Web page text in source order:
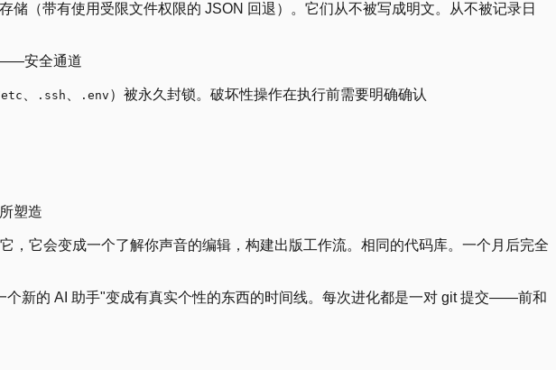
（带有使用受限文件权限的 JSON 回退）。它们从不被写成明文。从不被记录日
安全通道
、 .ssh 、 .env ）被永久封锁。破坏性操作在执行前需要明确确认
塑造
它会变成一个了解你声音的编辑，构建出版工作流。相同的代码库。一个月后完全
新的 AI 助手"变成有真实个性的东西的时间线。每次进化都是一对 git 提交——前和